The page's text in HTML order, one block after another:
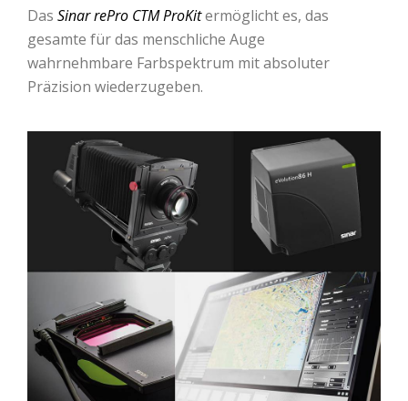
Das Sinar rePro CTM ProKitermöglicht es, das
gesamte für das menschliche Auge
wahrnehmbare Farbspektrum mit absoluter
Präzision wiederzugeben.